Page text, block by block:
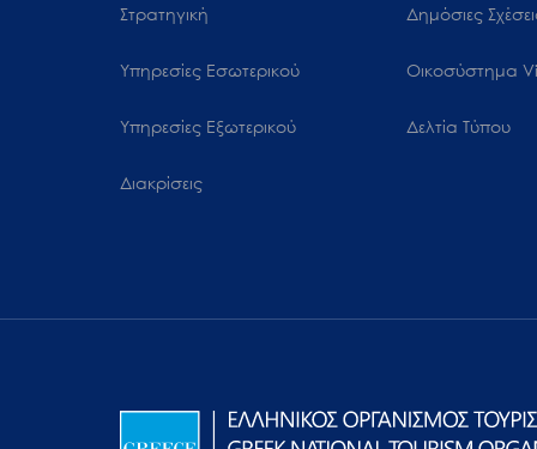
Στρατηγική
Υπηρεσίες Εσωτερικού
Υπηρεσίες Εξωτερικού
Διακρίσεις
Δημόσιες
Oικοσύστημα
Δελτία Τύπου